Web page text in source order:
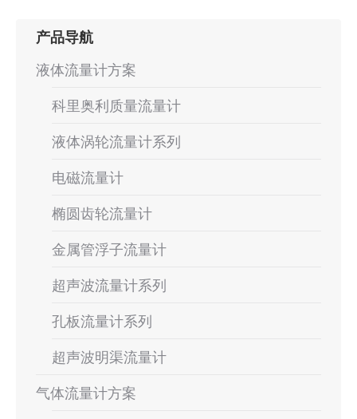
产品导航
液体流量计方案
科里奥利质量流量计
液体涡轮流量计系列
电磁流量计
椭圆齿轮流量计
金属管浮子流量计
超声波流量计系列
孔板流量计系列
超声波明渠流量计
气体流量计方案